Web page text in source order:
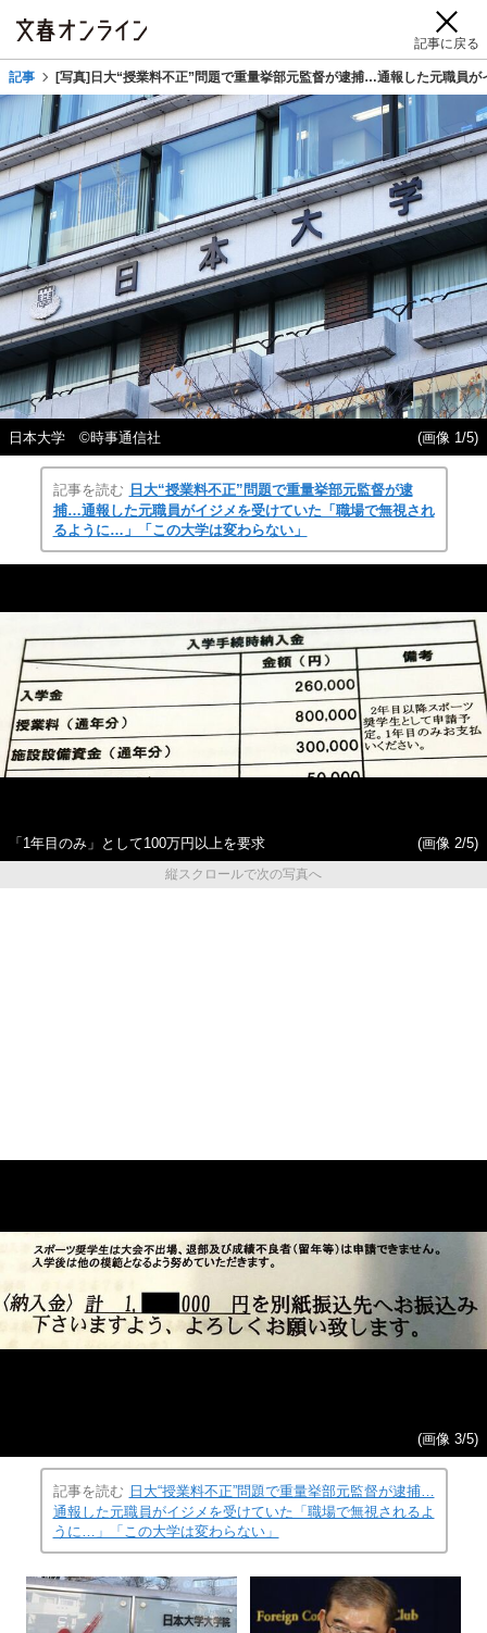
記事に戻る
記事 [写真]日大“授業料不正”問題で重量挙部元監督が逮捕…通報した元職員
日本大学 ©時事通信社 (画像 1/5)
記事を読む 日大“授業料不正”問題で重量挙部元監督が逮
捕…通報した元職員がイジメを受けていた「職場で無視され
るように…」「この大学は変わらない」
「1年目のみ」として100万円以上を要求
(画像 2/5)
縦スクロールで次の写真へ
(画像 3/5)
記事を読む 日大“授業料不正”問題で重量挙部元監督が逮捕…
通報した元職員がイジメを受けていた「職場で無視されるよ
うに…」「この大学は変わらない」